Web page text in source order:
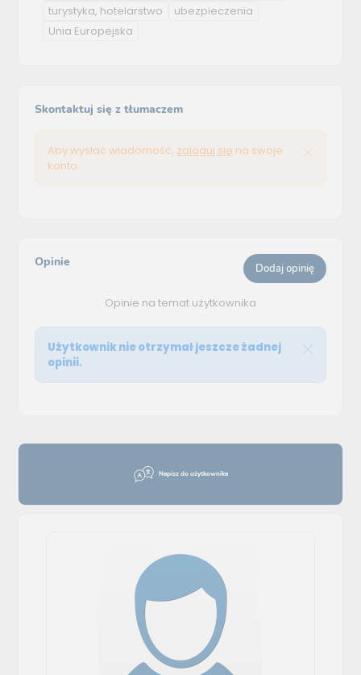
Napisz do użytkownika
turystyka, hotelarstwo
ubezpieczenia
Unia Europejska
Skontaktuj się z tłumaczem
Aby wysłać wiadomość, zaloguj się na swoje
konto.
Opinie Dodaj opinię
Opinie na temat użytkownika
Użytkownik nie otrzymał jeszcze żadnej
opinii.